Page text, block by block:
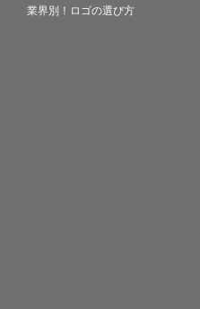
業界別！ロゴの選び方